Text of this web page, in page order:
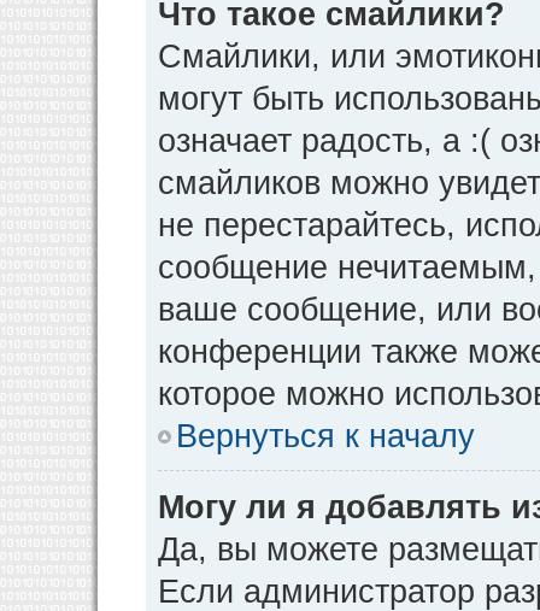
Что такое смайлики?
Смайлики, или
могут быть
означает радость, а :(
смайликов можно
не перестарайтесь,
сообщение нечитаемым,
ваше сообщение, или
конференции также
которое можно
Вернуться к началу
Могу ли я добавлять
Да, вы можете
Если администратор